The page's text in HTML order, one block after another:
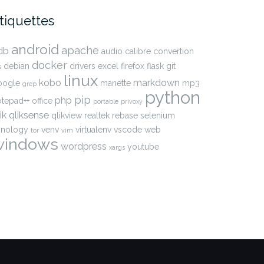
android apache audio calibre convertion
debian docker drivers excel firefox flask git
grep kobo linux manette markdown mp3
office php pip portable privoxy python
qliksense qlikview realtek rebase selenium
tor venv vim virtualenv vscode web
wordpress xargs youtube